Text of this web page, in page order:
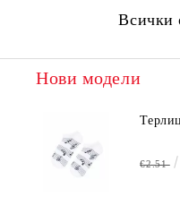
Всички
Нови модели
€2.51